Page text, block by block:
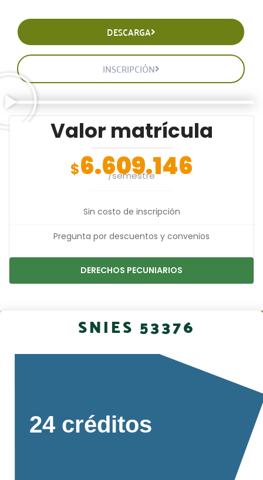
DESCARGA
INSCRIPCIÓN
Valor matrícula
$6.609.146
/semestre
Sin costo de inscripción
Pregunta por descuentos y convenios
DERECHOS PECUNIARIOS
SNIES 53376
24 créditos